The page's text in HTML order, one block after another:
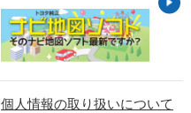
個人情報の取り扱いについて